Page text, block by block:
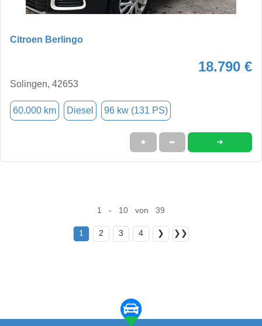
Citroen Berlingo
18.790 €
Solingen, 42653
60.000 km Diesel 96 kw (131 PS)
★ ➦ ➜
1 - 10 von 39
1 2 3 4 ❯ ❯❯